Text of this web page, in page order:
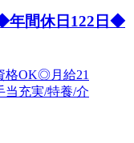
年間休日122日◆